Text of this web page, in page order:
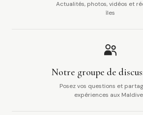
Actualités, photos, vidéos et
îles
Notre groupe de
Posez vos questions et
expériences aux